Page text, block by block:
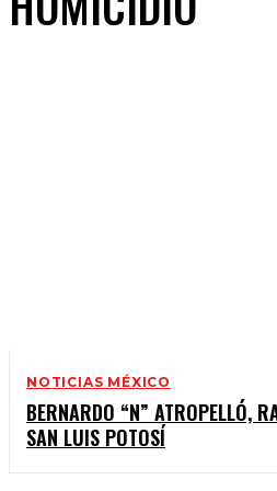
NOTICIAS MÉXICO
BERNARDO “N” ATROPELLÓ,
SAN LUIS POTOSÍ